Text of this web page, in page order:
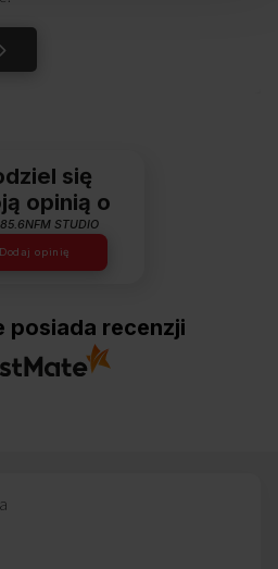
się
opinią o
STUDIO
Dodaj opinię
posiada recenzji